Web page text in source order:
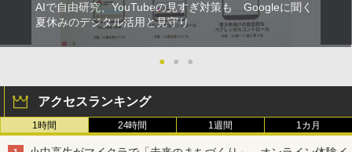
AIで自由研究、YouTubeの見すぎ対策も Googleに聞く
夏休みのデジタル活用と見守り
● ● ●
アクセスランキング
1時間 24時間 1週間 1カ月